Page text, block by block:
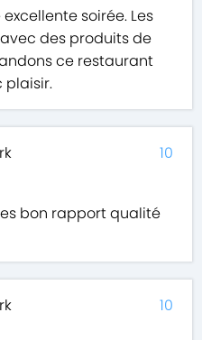
soirée. Les
des produits de
ce restaurant
plaisir.
bon rapport qualité
10
10